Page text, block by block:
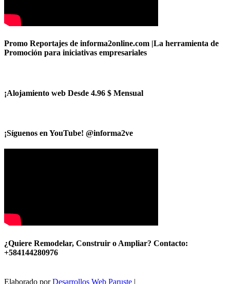
Promo Reportajes de informa2online.com |La herramienta de
Promoción para iniciativas empresariales
¡Alojamiento web Desde 4.96 $ Mensual
¡Síguenos en YouTube! @informa2ve
¿Quiere Remodelar, Construir o Ampliar? Contacto:
+584144280976
Elaborado porDesarrollos Web Paruste |